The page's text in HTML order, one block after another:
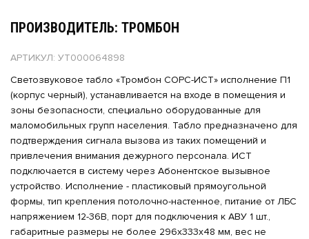
ПРОИЗВОДИТЕЛЬ: ТРОМБОН
АРТИКУЛ: УТ000064898
Светозвуковое табло «Тромбон СОРС-ИСТ» исполнение П1
(корпус черный), устанавливается на входе в помещения и
зоны безопасности, специально оборудованные для
маломобильных групп населения. Табло предназначено для
подтверждения сигнала вызова из таких помещений и
привлечения внимания дежурного персонала. ИСТ
подключается в систему через Абонентское вызывное
устройство. Исполнение - пластиковый прямоугольной
формы, тип крепления потолочно-настенное, питание от ЛБС
напряжением 12-36В, порт для подключения к АВУ 1 шт.,
габаритные размеры не более 296х333х48 мм, вес не